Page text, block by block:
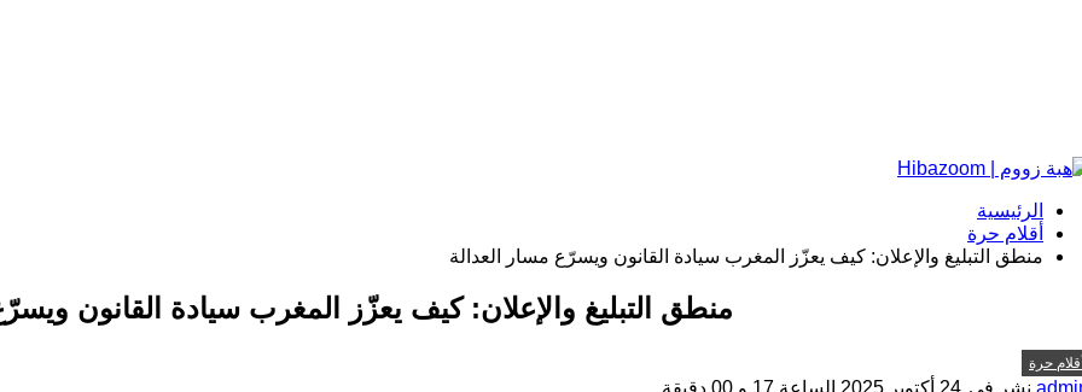
الرئيسية
أقلام حرة
منطق التبليغ والإعلان: كيف يعزّز المغرب سيادة القانون ويسرّع مسار العدالة
منطق التبليغ والإعلان: كيف يعزّز المغرب سيادة القانون
حرة
نشر في 24 أكتوبر 2025 الساعة 17 و 00 دقيقة